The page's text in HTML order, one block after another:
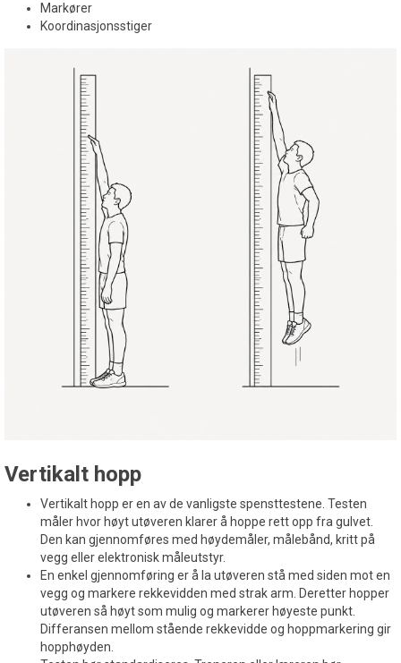
Markører
Koordinasjonsstiger
Vertikalt hopp
Vertikalt hopp er en av de vanligste spensttestene. Testen
måler hvor høyt utøveren klarer å hoppe rett opp fra gulvet.
Den kan gjennomføres med høydemåler, målebånd, kritt på
vegg eller elektronisk måleutstyr.
En enkel gjennomføring er å la utøveren stå med siden mot en
vegg og markere rekkevidden med strak arm. Deretter hopper
utøveren så høyt som mulig og markerer høyeste punkt.
Differansen mellom stående rekkevidde og hoppmarkering gir
hopphøyden.